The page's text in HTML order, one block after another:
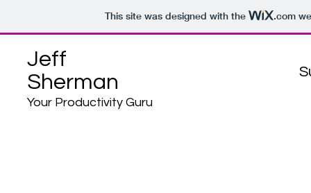
This site was designed with the .com
Jeff
Sherman
Your Productivity Guru